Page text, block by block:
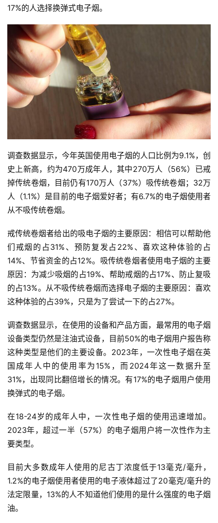
电
子
烟
17%的人选择换弹式电子烟。
调查数据显示，今年英国使用电子烟的人口比例为9.1%，创
史上新高，约为470万成年人，其中270万人（56%）已戒
掉传统卷烟，目前仍有170万人（37%）吸传统卷烟；32万
人（1.1%）是目前的电子烟爱好者；有6.7%的电子烟使用者
从不吸传统卷烟。
戒传统卷烟者给出的吸电子烟的主要原因：相信可以帮助他
们戒烟的占31%、预防复发占22%、喜欢这种体验的占
14%、节省资金的占12%。吸传统卷烟者使用电子烟的主要
原因：为减少吸烟的占19%、帮助戒烟的占17%、防止复吸
的占13%。从不吸传统卷烟而选择电子烟的主要原因：喜欢
这种体验的占39%，只是为了尝试一下的占27%。
调查数据显示，在使用的设备和产品方面，最常用的电子烟
设备类型仍然是注油式设备，目前50%的电子烟用户报告称
这种类型是他们的主要设备。2023年，一次性电子烟在英
国成年人中的使用率为15%，而2024年这一数据升至
31%，出现同比翻倍增长的情况。有17%的电子烟用户使用
换弹式的电子烟。
在18-24岁的成年人中，一次性电子烟的使用迅速增加。
2023年，超过一半（57%）的电子烟用户将一次性作为主
要类型。
目前大多数成年人使用的尼古丁浓度低于13毫克/毫升，
1.2%的电子烟使用者使用的电子液体超过了20毫克/毫升的
法定限量，13%的人不知道他们使用的是什么强度的电子烟
油。